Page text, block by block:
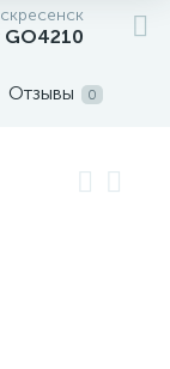
Отзывы 0